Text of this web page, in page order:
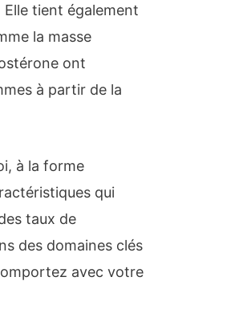
tient également
la masse
ont
à partir de la
à la forme
qui
taux de
des domaines clés
avec votre